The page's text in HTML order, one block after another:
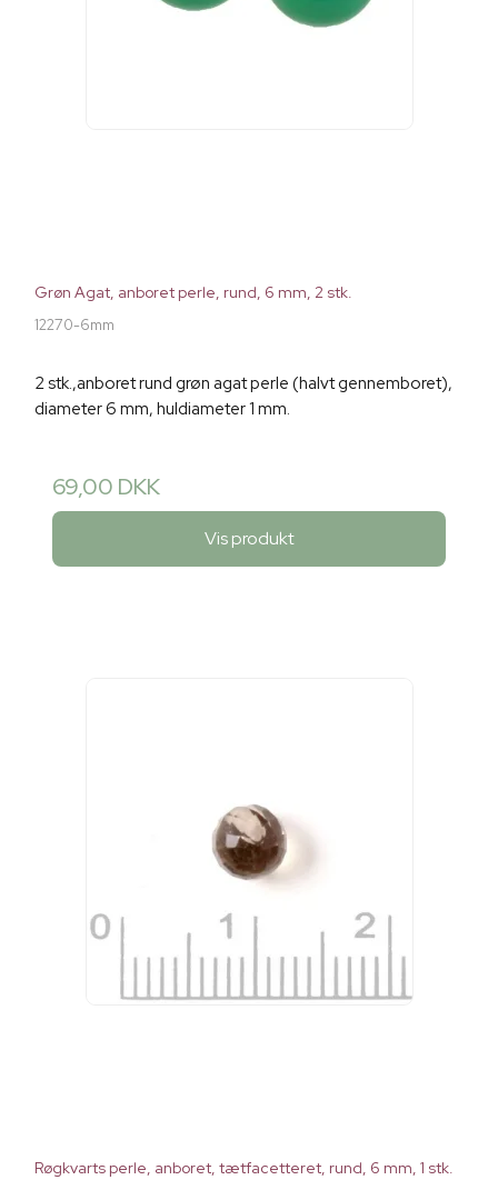
Grøn Agat, anboret perle, rund, 6 mm, 2 stk.
12270-6mm
2 stk.,anboret rund grøn agat perle (halvt gennemboret),
diameter 6 mm, huldiameter 1 mm.
69,00 DKK
Vis produkt
Røgkvarts perle, anboret, tætfacetteret, rund, 6 mm, 1 stk.